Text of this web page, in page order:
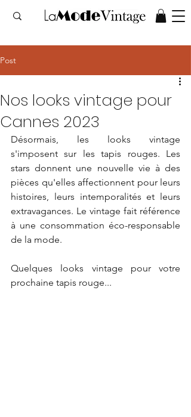
Post
Nos looks vintage pour
Cannes 2023
Désormais, les looks vintage
s'imposent sur les tapis rouges. Les
stars donnent une nouvelle vie à des
pièces qu'elles affectionnent pour leurs
histoires, leurs intemporalités et leurs
extravagances. Le vintage fait référence
à une consommation éco-responsable
de la mode.
Quelques looks vintage pour votre
prochaine tapis rouge...